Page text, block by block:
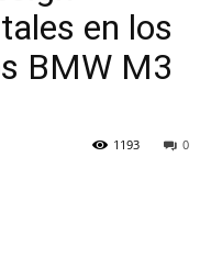
en los
BMW M3
0
1193